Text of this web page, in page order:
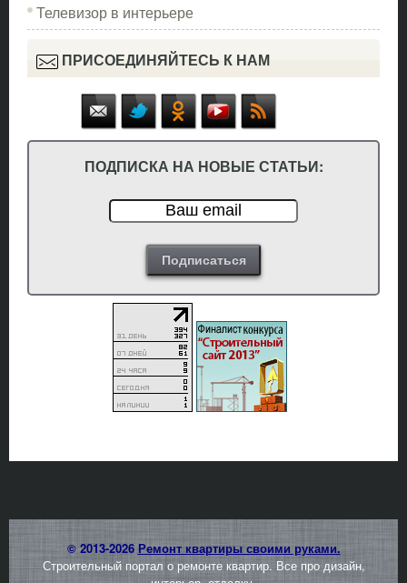
Телевизор в интерьере
ПРИСОЕДИНЯЙТЕСЬ К НАМ
ПОДПИСКА НА НОВЫЕ СТАТЬИ:
© 2013-2026 Ремонт квартиры своими руками.
Строительный портал о ремонте квартир. Все про дизайн,